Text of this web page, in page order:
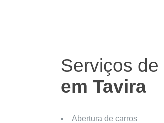
Serviços de
em Tavira
Abertura de carros